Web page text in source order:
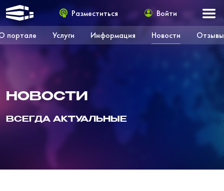
портале Услуги Информация Новости Отзывы
Разместиться Войти
НОВОСТИ
ВСЕГДА АКТУАЛЬНЫЕ